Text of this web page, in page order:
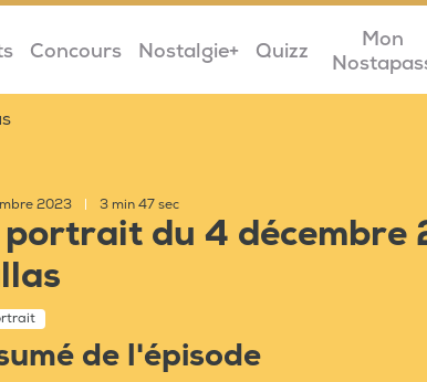
Concours Nostalgie+ Quizz
Mon
2023 3 min 47 sec
portrait du 4
de l'épisode